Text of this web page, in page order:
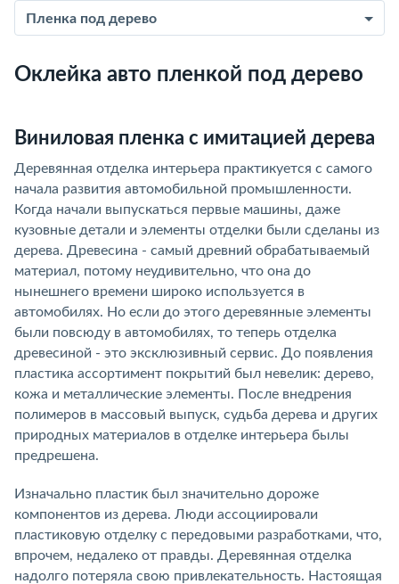
Пленка под дерево
Оклейка авто пленкой под дерево
Виниловая пленка с имитацией дерева
Деревянная отделка интерьера практикуется с самого
начала развития автомобильной промышленности.
Когда начали выпускаться первые машины, даже
кузовные детали и элементы отделки были сделаны из
дерева. Древесина - самый древний обрабатываемый
материал, потому неудивительно, что она до
нынешнего времени широко используется в
автомобилях. Но если до этого деревянные элементы
были повсюду в автомобилях, то теперь отделка
древесиной - это эксклюзивный сервис. До появления
пластика ассортимент покрытий был невелик: дерево,
кожа и металлические элементы. После внедрения
полимеров в массовый выпуск, судьба дерева и других
природных материалов в отделке интерьера былы
предрешена.
Изначально пластик был значительно дороже
компонентов из дерева. Люди ассоциировали
пластиковую отделку с передовыми разработками, что,
впрочем, недалеко от правды. Деревянная отделка
надолго потеряла свою привлекательность. Настоящая